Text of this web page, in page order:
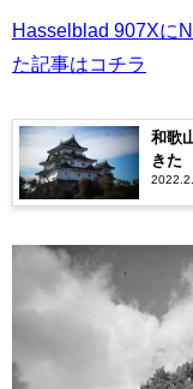
Hasselblad 907Xに
た記事はコチラ
和歌
きた